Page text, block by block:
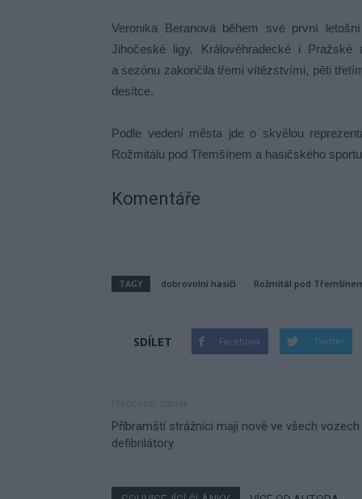
Veronika Beranová během své první
Jihočeské ligy, Královéhradecké i
a sezónu zakončila třemi vítězstvími, pěti
desítce.
Podle vedení města jde o skvělou
Rožmitálu pod Třemšínem a hasičského
Komentáře
TAGY dobrovolní hasiči Rožmitál pod
SDÍLET Facebook Twitter
Příbramští strážníci mají nově ve všech vozech
defibrilátory